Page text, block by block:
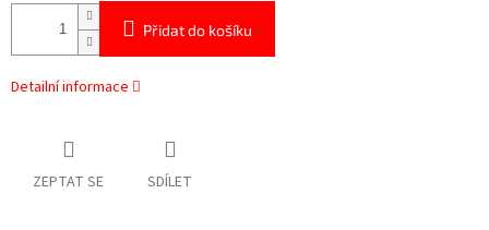
Přidat do košíku
Detailní informace
ZEPTAT SE SDÍLET